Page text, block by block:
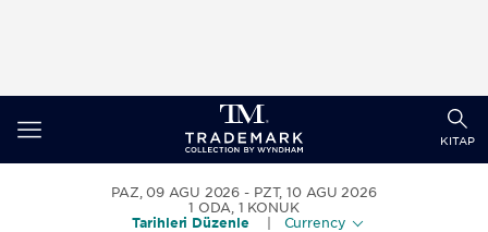
Toggle
navigation
KITAP
PAZ, 09 AĞU 2026
PZT, 10 AĞU 2026
1 ODA, 1 KONUK
Tarihleri Düzenle
Currency